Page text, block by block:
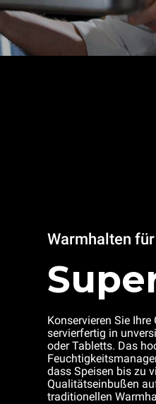
Warmhalten
Konservieren Sie Ihre
servierfertig in
oder Tabletts. Das
dass Speisen bis zu
Qualitätseinbußen
traditionellen